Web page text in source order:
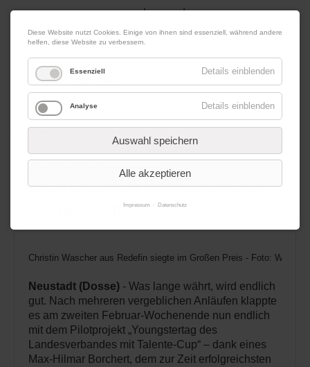
08. August 2026 Impressum|Kontakt|Datenschutz
Werbung
Menü
von Redaktion
Alle begeistert von gelungener
Turnierpremiere
Christin Wascher aus Redefin siegte im Großen Preis - Foto: Wille
Neustadt (Dosse) - Was lange währt, wird endlich
gut. Nach mehreren vergeblichen Anläufen klappte
es am zweiten Februar-Wochenende nun endlich
mit dem Pilotprojekt „Youngstertag des
Landesverbandes mit Talente-Cup“ – dank eines
Max-Hilmar Borchert, dem zur Zeit erfolgreichsten
Diese Website nutzt Cookies. Einige von ihnen sind essenziell, während andere
helfen, diese Website zu verbessern.
Essenziell Details einblenden
Analyse Details einblenden
Auswahl speichern
Alle akzeptieren
Impressum Datenschutz